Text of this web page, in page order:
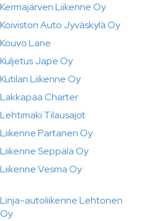
Kermajärven Liikenne Oy
Koiviston Auto Jyväskylä Oy
Kouvo Lane
Kuljetus Jape Oy
Kutilan Liikenne Oy
Lakkapää Charter
Lehtimäki Tilausajot
Liikenne Partanen Oy
Liikenne Seppälä Oy
Liikenne Vesma Oy
Linja-autoliikenne Lehtonen
Oy